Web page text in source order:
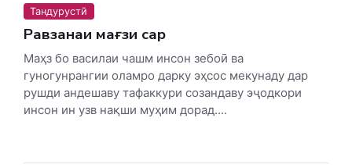
Тандурустӣ
Равзанаи мағзи сар
Маҳз бо василаи чашм инсон зебоӣ ва
гуногунрангии оламро дарку эҳсос мекунаду дар
рушди андешаву тафаккури созандаву эҷодкори
инсон ин узв нақши муҳим дорад....